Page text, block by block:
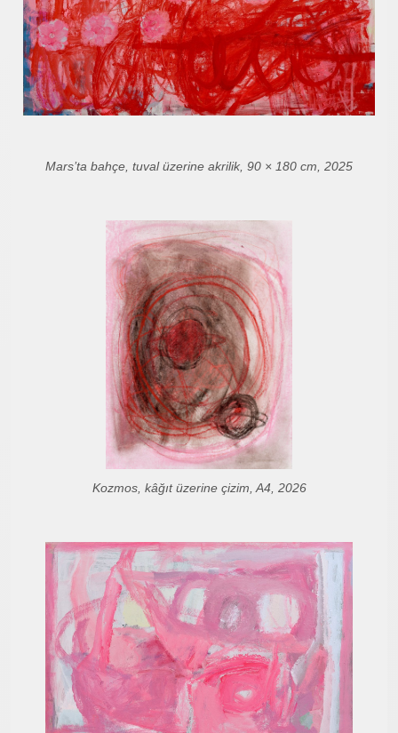
Mars’ta bahçe, tuval üzerine akrilik, 90 × 180 cm, 2025
Kozmos, kâğıt üzerine çizim, A4, 2026